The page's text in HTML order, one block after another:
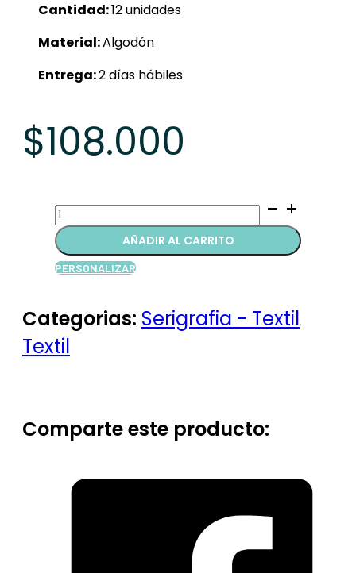
Cantidad:12 unidades
Material:Algodón
Entrega:2 días hábiles
$108.000
Gorras
quantity
AÑADIR AL CARRITO
PERSONALIZAR
Categorias: Serigrafia - Textil,
Textil
Comparte este producto: